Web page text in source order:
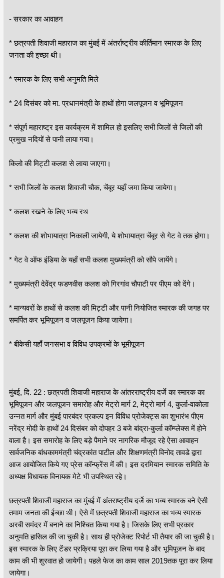
- सरकार का आवाहन
* छत्रपती शिवाजी महाराज का मुंबई में अंतर्राष्ट्रीय कीर्तिमान स्मारक के लिए
जनता की इच्छा थी।
* स्मारक के लिए सभी अनुमति मिले
* 24 दिसंबर को मा. प्रधानमंत्री के हाथों होगा जलपूजन व भूमिपूजन
* संपूर्ण महाराष्ट्र इस कार्यक्रम में शामिल हो इसलिए सभी जिलों से जिलों की
प्रमुख नदियों से पानी लाया गया।
किलो की मिट्टी कलश से लाया जाएगा।
* सभी जिलों के कलश शिवाजी चौक, चेंबूर यहाँ जमा किया जायेगा।
* कलश रखने के लिए भव्य रथ
* कलश की शोभायात्रा निकाली जायेगी, ये शोभायात्रा चेंबूर से गेट वे तक होगा।
* गेट वे ऑफ इंडिया के यहाँ सभी कलश मुख्यमंत्री को सौपे जायेंगे।
* मुख्यमंत्री देवेंद्र फडणवीस कलश को गिरगांव चौपाटी पर पीएम को देंगे।
* मान्यवरों के हाथों से कलश की मिट्टी और पानी नियोजित स्मारक की जगह पर
समर्पित कर भूमिपूजन व जलपूजन किया जायेगा।
* बीकेसी यहाँ जनसभा व विविध उपक्रमों के भूमीपूजन
मुंबई, दि. 22 : छत्रपती शिवाजी महाराज के आंतरराष्ट्रीय दर्जे का स्मारक का
भूमिपूजन और जलपूजन समारोह और मेट्रो मार्ग 2, मेट्रो मार्ग 4, कुर्ला-वाकोला
उन्नत मार्ग और मुंबई पारबंदर प्रकल्प इन विविध प्रोजेक्ट्स का शुभारंभ पीएम
नरेंद्र मोदी के हाथों 24 दिसंबर को दोपहर 3 बजे बांद्रा-कुर्ला कॉम्प्लेक्स में होने
वाला है। इस समारोह के लिए बड़े पैमाने पर नागरिक मौजूद रहे ऐसा आवाहन
सार्वजनिक बांधकाममंत्री चंद्रकांत पाटील और शिक्षणमंत्री विनोद तावडे द्वारा
आज आयोजित किये गए प्रेस कॉन्फ्रेंस में की। इस दरमियान स्मारक समिति के
अध्यक्ष विधायक विनायक मेटे भी उपस्थित रहे।
छत्रपती शिवाजी महाराज का मुंबई में अंतराष्ट्रीय दर्जे का भव्य स्मारक बने ऐसी
तमाम जनता की ईच्छा थी। ऐसे में छत्रपती शिवाजी महाराज का भव्य स्मारक
अरबी समंदर में बनाने का निश्चित किया गया है। जिसके लिए सभी प्रकार
अनुमति हासिल की जा चुकी है। साथ ही प्रोजेक्ट रिपोर्ट भी तैयार की जा चुकी है।
इस स्मारक के लिए टेंडर प्रक्रिया पूरा कर लिया गया है और भूमिपूजन के बाद
काम की भी शुरवात हो जायेगी। पहले फेज का काम साल 2019तक पूरा कर लिया
जायेगा।